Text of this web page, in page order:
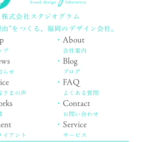
株式会社スタジオグラム
”をつくる、福岡のデザイン会社。
プ
らせ
さまの声
イアント
・About
会社案内
・ Blog
ブログ
・ FAQ
よくある質問
・ Contact
お問い合わせ
・ Service
サービス